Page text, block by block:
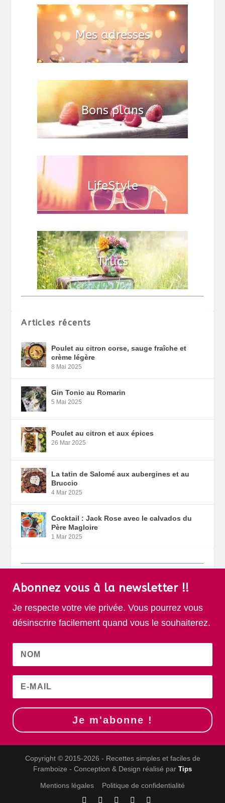
Articles récents
Poulet au citron corse, sauge fraîche et
crème légère
8 Mai 2025
Gin Tonic au Romarin
5 Mai 2025
Poulet au citron et aux épices
26 Mar 2025
La tatin de Salomé aux aubergines et au
Bruccio
4 Mar 2025
Cocktail : Jack Rose avec le calvados du
Père Magloire
1 Mar 2025
Abonnez vous à la newsletter !!
Je respecte votre vie privée. Vous pourrez vous
désinscrire facilement quand vous le souhaiterez.
Je m'abonne !
Copyright © 2015-2026 - Recettes simples et faciles de
Framboize - Conception & Design réalisé par Tips
Mentions légales Politique de confidentialité